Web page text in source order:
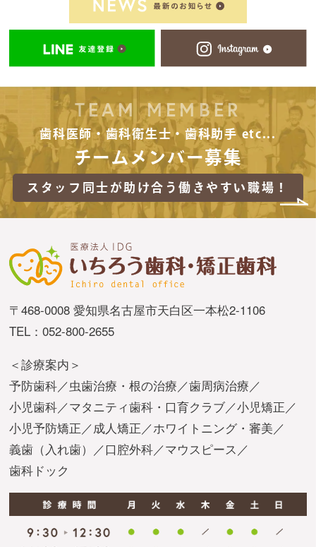
TEAM MEMBER
歯科医師・歯科衛生士・歯科助手 etc...
チームメンバー募集
スタッフ同士が助け合う働きやすい職場！
〒468-0008 愛知県名古屋市天白区一本松2-1106
TEL：052-800-2655
＜診療案内＞
予防歯科
虫歯治療・根の治療
歯周病治療
小児歯科
マタニティ歯科・口育クラブ
小児矯正
小児予防矯正
成人矯正
ホワイトニング・審美
義歯（入れ歯）
口腔外科
マウスピース
歯科ドック